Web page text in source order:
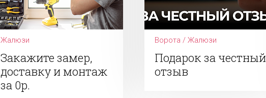
Жалюзи
Закажите замер,
доставку и монтаж
за 0р.
Ворота / Жалюзи
Подарок за честный
отзыв